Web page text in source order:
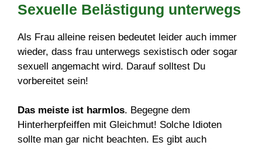
Sexuelle Belästigung unterwegs
Als Frau alleine reisen bedeutet leider auch immer
wieder, dass frau unterwegs sexistisch oder sogar
sexuell angemacht wird. Darauf solltest Du
vorbereitet sein!
Das meiste ist harmlos. Begegne dem
Hinterherpfeiffen mit Gleichmut! Solche Idioten
sollte man gar nicht beachten. Es gibt auch